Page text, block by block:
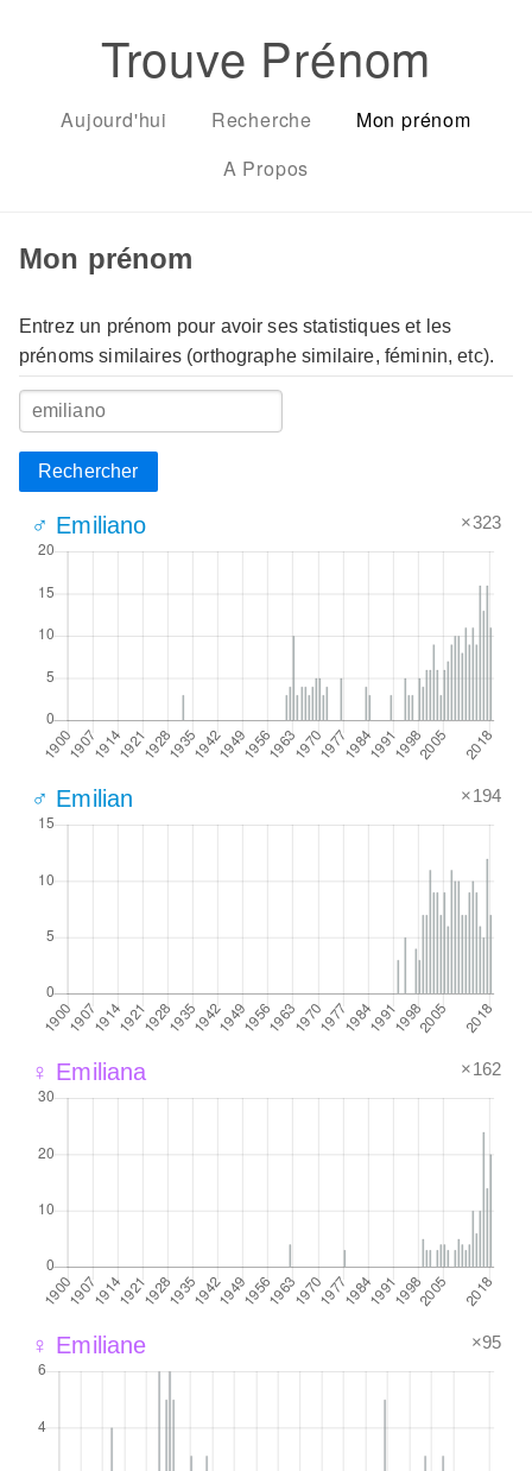
Trouve Prénom
Aujourd'hui Recherche
Mon prénom
A Propos
Mon prénom
Entrez un prénom pour avoir ses statistiques et les
prénoms similaires (orthographe similaire, féminin, etc).
Rechercher
♂ Emiliano ×323
♂ Emilian ×194
♀ Emiliana ×162
♀ Emiliane ×95